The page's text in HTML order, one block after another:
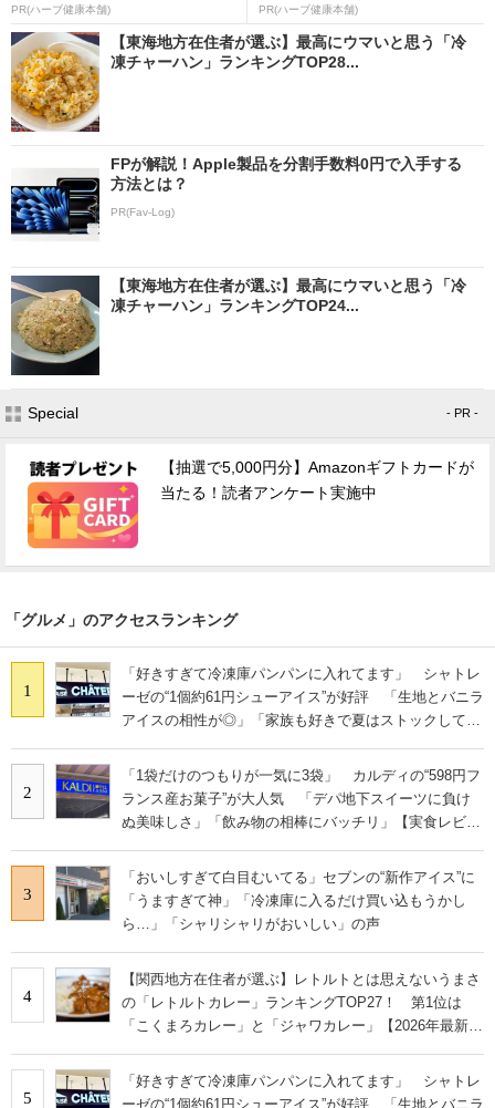
PR(ハーブ健康本舗) PR(ハーブ健康本舗)
【東海地方在住者が選ぶ】最高にウマいと思う「冷
凍チャーハン」ランキングTOP28...
FPが解説！Apple製品を分割手数料0円で入手する
方法とは？
PR(Fav-Log)
【東海地方在住者が選ぶ】最高にウマいと思う「冷
凍チャーハン」ランキングTOP24...
Special - PR -
【抽選で5,000円分】Amazonギフトカードが
当たる！読者アンケート実施中
「グルメ」のアクセスランキング
1
「好きすぎて冷凍庫パンパンに入れてます」 シャトレ
ーゼの“1個約61円シューアイス”が好評 「生地とバニラ
アイスの相性が◎」「家族も好きで夏はストックして
2
「1袋だけのつもりが一気に3袋」 カルディの“598円フ
ランス産お菓子”が大人気 「デパ地下スイーツに負け
ぬ美味しさ」「飲み物の相棒にバッチリ」【実食レビュ
3
「おいしすぎて白目むいてる」セブンの“新作アイス”に
「うますぎて神」「冷凍庫に入るだけ買い込もうかし
ら…」「シャリシャリがおいしい」の声
4
【関西地方在住者が選ぶ】レトルトとは思えないうまさ
の「レトルトカレー」ランキングTOP27！ 第1位は
「こくまろカレー」と「ジャワカレー」【2026年最新調
5
「好きすぎて冷凍庫パンパンに入れてます」 シャトレ
ーゼの“1個約61円シューアイス”が好評 「生地とバニラ